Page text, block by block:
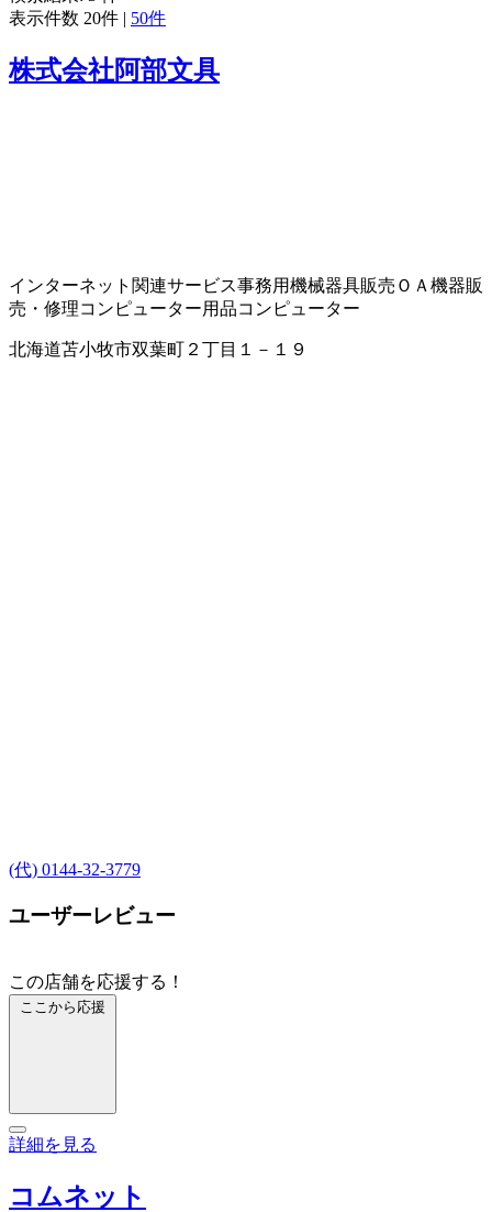
表示件数 20件 | 50件
株式会社阿部文具
インターネット関連サービス事務用機械器具販売 ＯＡ機器販
売・修理コンピューター用品コンピューター
北海道苫小牧市双葉町２丁目１－１９
(代) 0144-32-3779
ユーザーレビュー
この店舗を応援する！
ここから応援
詳細を見る
コムネット